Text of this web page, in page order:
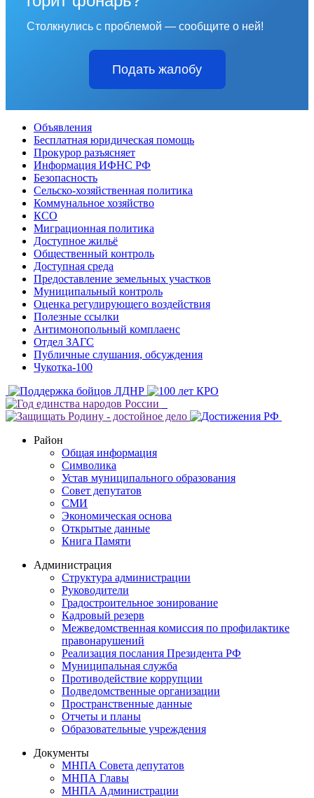
Столкнулись с проблемой — сообщите о ней!
Подать жалобу
Объявления
Бесплатная юридическая помощь
Прокурор разъясняет
Информация ИФНС РФ
Безопасность
Сельско-хозяйственная политика
Коммунальное хозяйство
КСО
Миграционная политика
Доступное жильё
Общественный контроль
Доступная среда
Предоставление земельных участков
Муниципальный контроль
Оценка регулирующего воздействия
Полезные ссылки
Антимонопольный комплаенс
Отдел ЗАГС
Публичные слушания, обсуждения
Чукотка-100
Район
Общая информация
Символика
Устав муниципального образования
Совет депутатов
СМИ
Экономическая основа
Открытые данные
Книга Памяти
Администрация
Структура администрации
Руководители
Градостроительное зонирование
Кадровый резерв
Межведомственная комиссия по профилактике
правонарушений
Реализация послания Президента РФ
Муниципальная служба
Противодействие коррупции
Подведомственные организации
Пространственные данные
Отчеты и планы
Образовательные учреждения
Документы
МНПА Совета депутатов
МНПА Главы
МНПА Администрации